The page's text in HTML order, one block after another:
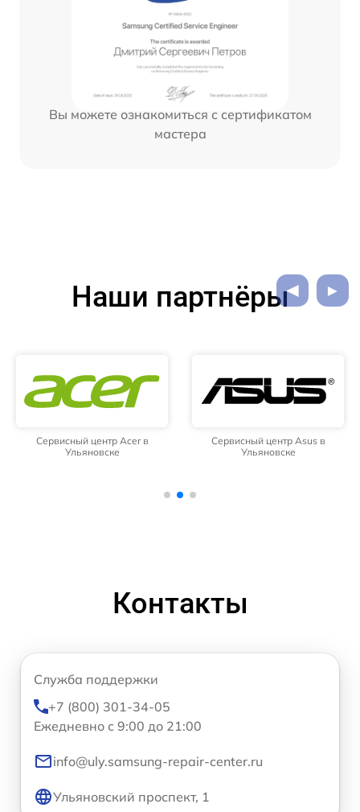
Вы можете ознакомиться с сертификатом
мастера
Наши партнёры
Сервисный центр Acer в
Ульяновске
Сервисный центр Asus в
Ульяновске
Контакты
Служба поддержки
+7 (800) 301-34-05
Ежедневно с 9:00 до 21:00
info@uly.samsung-repair-center.ru
Ульяновский проспект, 1